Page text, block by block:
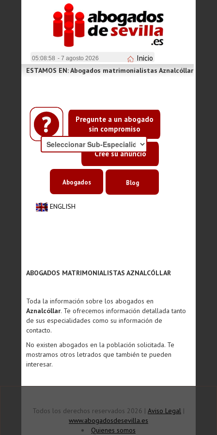
05:08:58 - 7 agosto 2026 Inicio
Pregunte a un abogado
sin compromiso
Cree su anuncio
ESTAMOS EN: Abogados matrimonialistas Aznalcóllar
ENGLISH
Abogados Blog
ABOGADOS MATRIMONIALISTAS AZNALCÓLLAR
Toda la información sobre los abogados en
Aznalcóllar. Te ofrecemos información detallada tanto
de sus especialidades como su información de
contacto.
No existen abogados en la población solicitada. Te
mostramos otros letrados que también te pueden
interesar.
Todos los derechos reservados 2026 | Aviso Legal |
www.abogadosdesevilla.es
Quienes somos